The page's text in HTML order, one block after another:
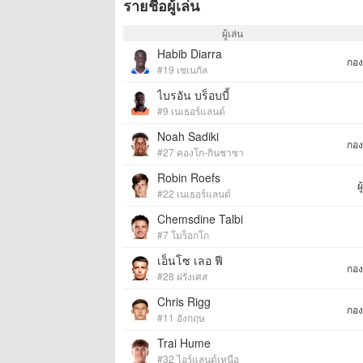
รายชื่อผู้เล่น
ผู้เล่น
Habib Diarra
#19 เซเนกัล
กอ
ไบรอัน บร็อบบี้
#9 เนเธอร์แลนด์
Noah Sadiki
#27 คองโก-กินชาซา
กอ
Robin Roefs
#22 เนเธอร์แลนด์
Chemsdine Talbi
#7 โมร็อกโก
เอ็นโซ เลอ ฟี
#28 ฝรั่งเศส
กอ
Chris Rigg
#11 อังกฤษ
กอ
Trai Hume
#32 ไอร์แลนด์เหนือ